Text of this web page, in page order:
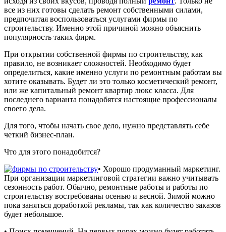
все из них готовы сделать ремонт собственными силами,
предпочитая воспользоваться услугами фирмы по
строительству. Именно этой причиной можно объяснить
популярность таких фирм.
При открытии собственной фирмы по строительству, как
правило, не возникает сложностей. Необходимо будет
определиться, какие именно услуги по ремонтным работам вы
хотите оказывать. Будет ли это только косметический ремонт,
или же капитальный ремонт квартир люкс класса. Для
последнего варианта понадобятся настоящие профессионалы
своего дела.
Для того, чтобы начать свое дело, нужно представлять себе
четкий бизнес-план.
Что для этого понадобится?
• Хорошо продуманный маркетинг.
При организации маркетинговой стратегии важно учитывать
сезонность работ. Обычно, ремонтные работы и работы по
строительству востребованы осенью и весной. Зимой можно
пока заняться доработкой рекламы, так как количество заказов
будет небольшое.